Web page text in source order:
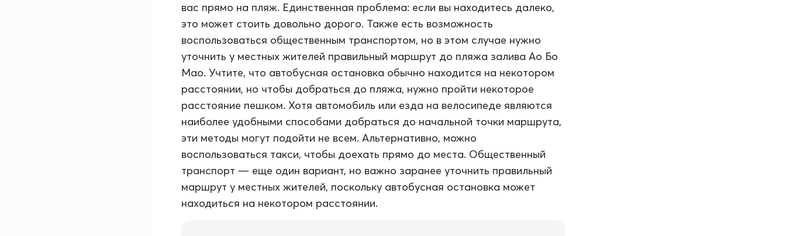
вас прямо на пляж. Единственная проблема: если вы находитесь далеко,
это может стоить довольно дорого. Также есть возможность
воспользоваться общественным транспортом, но в этом случае нужно
уточнить у местных жителей правильный маршрут до пляжа залива Ао Бо
Мао. Учтите, что автобусная остановка обычно находится на некотором
расстоянии, но чтобы добраться до пляжа, нужно пройти некоторое
расстояние пешком. Хотя автомобиль или езда на велосипеде являются
наиболее удобными способами добраться до начальной точки маршрута,
эти методы могут подойти не всем. Альтернативно, можно
воспользоваться такси, чтобы доехать прямо до места. Общественный
транспорт — еще один вариант, но важно заранее уточнить правильный
маршрут у местных жителей, поскольку автобусная остановка может
находиться на некотором расстоянии.